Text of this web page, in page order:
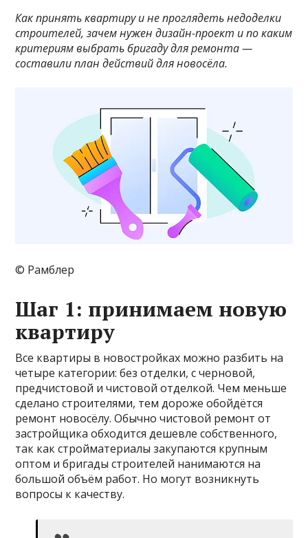
Как принять квартиру и не проглядеть недоделки
строителей, зачем нужен дизайн-проект и по каким
критериям выбрать бригаду для ремонта —
составили план действий для новосёла.
© Рамблер
Шаг 1: принимаем новую
квартиру
Все квартиры в новостройках можно разбить на
четыре категории: без отделки, с черновой,
предчистовой и чистовой отделкой. Чем меньше
сделано строителями, тем дороже обойдётся
ремонт новосёлу. Обычно чистовой ремонт от
застройщика обходится дешевле собственного,
так как стройматериалы закупаются крупным
оптом и бригады строителей нанимаются на
большой объём работ. Но могут возникнуть
вопросы к качеству.